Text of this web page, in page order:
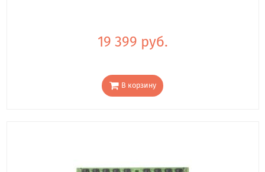
19 399 руб.
В корзину